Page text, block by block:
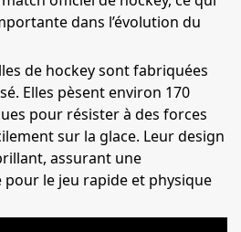
dans l’évolution du
de hockey sont fabriquées
Elles pèsent environ 170
pour résister à des forces
sur la glace. Leur design
assurant une
le jeu rapide et physique